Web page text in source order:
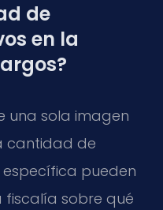
de
en la
una sola imagen
cantidad de
pueden
fiscalía sobre qué